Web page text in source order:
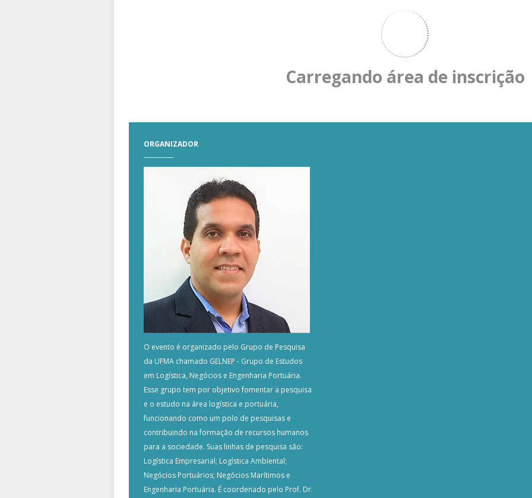
Carregando área de inscrição
ORGANIZADOR
O evento é organizado pelo Grupo de Pesquisa
da UFMA chamado GELNEP - Grupo de Estudos
em Logística, Negócios e Engenharia Portuária.
Esse grupo tem por objetivo fomentar a pesquisa
e o estudo na área logística e portuária,
funcionando como um polo de pesquisas e
contribuindo na formação de recursos humanos
para a sociedade. Suas linhas de pesquisa são:
Logística Empresarial; Logística Ambiental;
Negócios Portuários; Negócios Marítimos e
Engenharia Portuária. É coordenado pelo Prof. Dr.